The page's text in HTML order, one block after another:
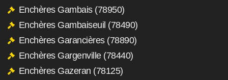
Enchères Gambais (78950)
Enchères Gambaiseuil (78490)
Enchères Garancières (78890)
Enchères Gargenville (78440)
Enchères Gazeran (78125)